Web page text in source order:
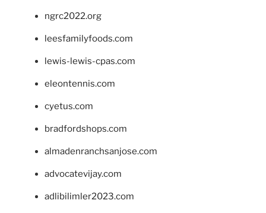
ngrc2022.org
leesfamilyfoods.com
lewis-lewis-cpas.com
eleontennis.com
cyetus.com
bradfordshops.com
almadenranchsanjose.com
advocatevijay.com
adlibilimler2023.com